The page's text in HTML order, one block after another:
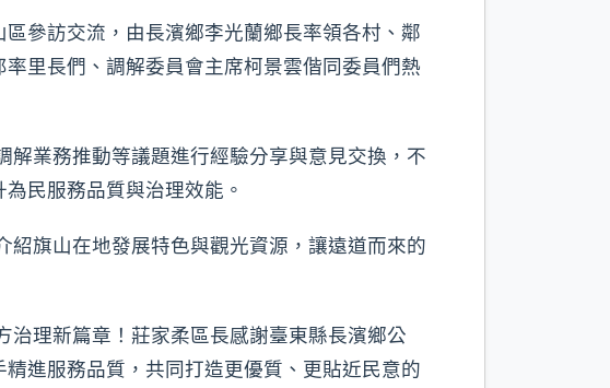
參訪交流，由長濱鄉李光蘭鄉長率領各村、鄰
里長們、調解委員會主席柯景雲偕同委員們熱
業務推動等議題進行經驗分享與意見交換，不
民服務品質與治理效能。
旗山在地發展特色與觀光資源，讓遠道而來的
理新篇章！莊家柔區長感謝臺東縣長濱鄉公
進服務品質，共同打造更優質、更貼近民意的